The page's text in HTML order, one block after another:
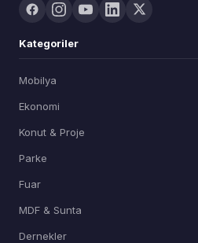
Kategoriler
Mobilya
Ekonomi
Konut & Proje
Parke
Fuar
MDF & Sunta
Dernekler